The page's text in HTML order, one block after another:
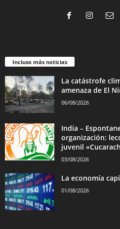
Incluso más noticias
La catástrofe
amenaza de El
06/08/2026
India –
organización:
juvenil
03/08/2026
La economía
01/08/2026